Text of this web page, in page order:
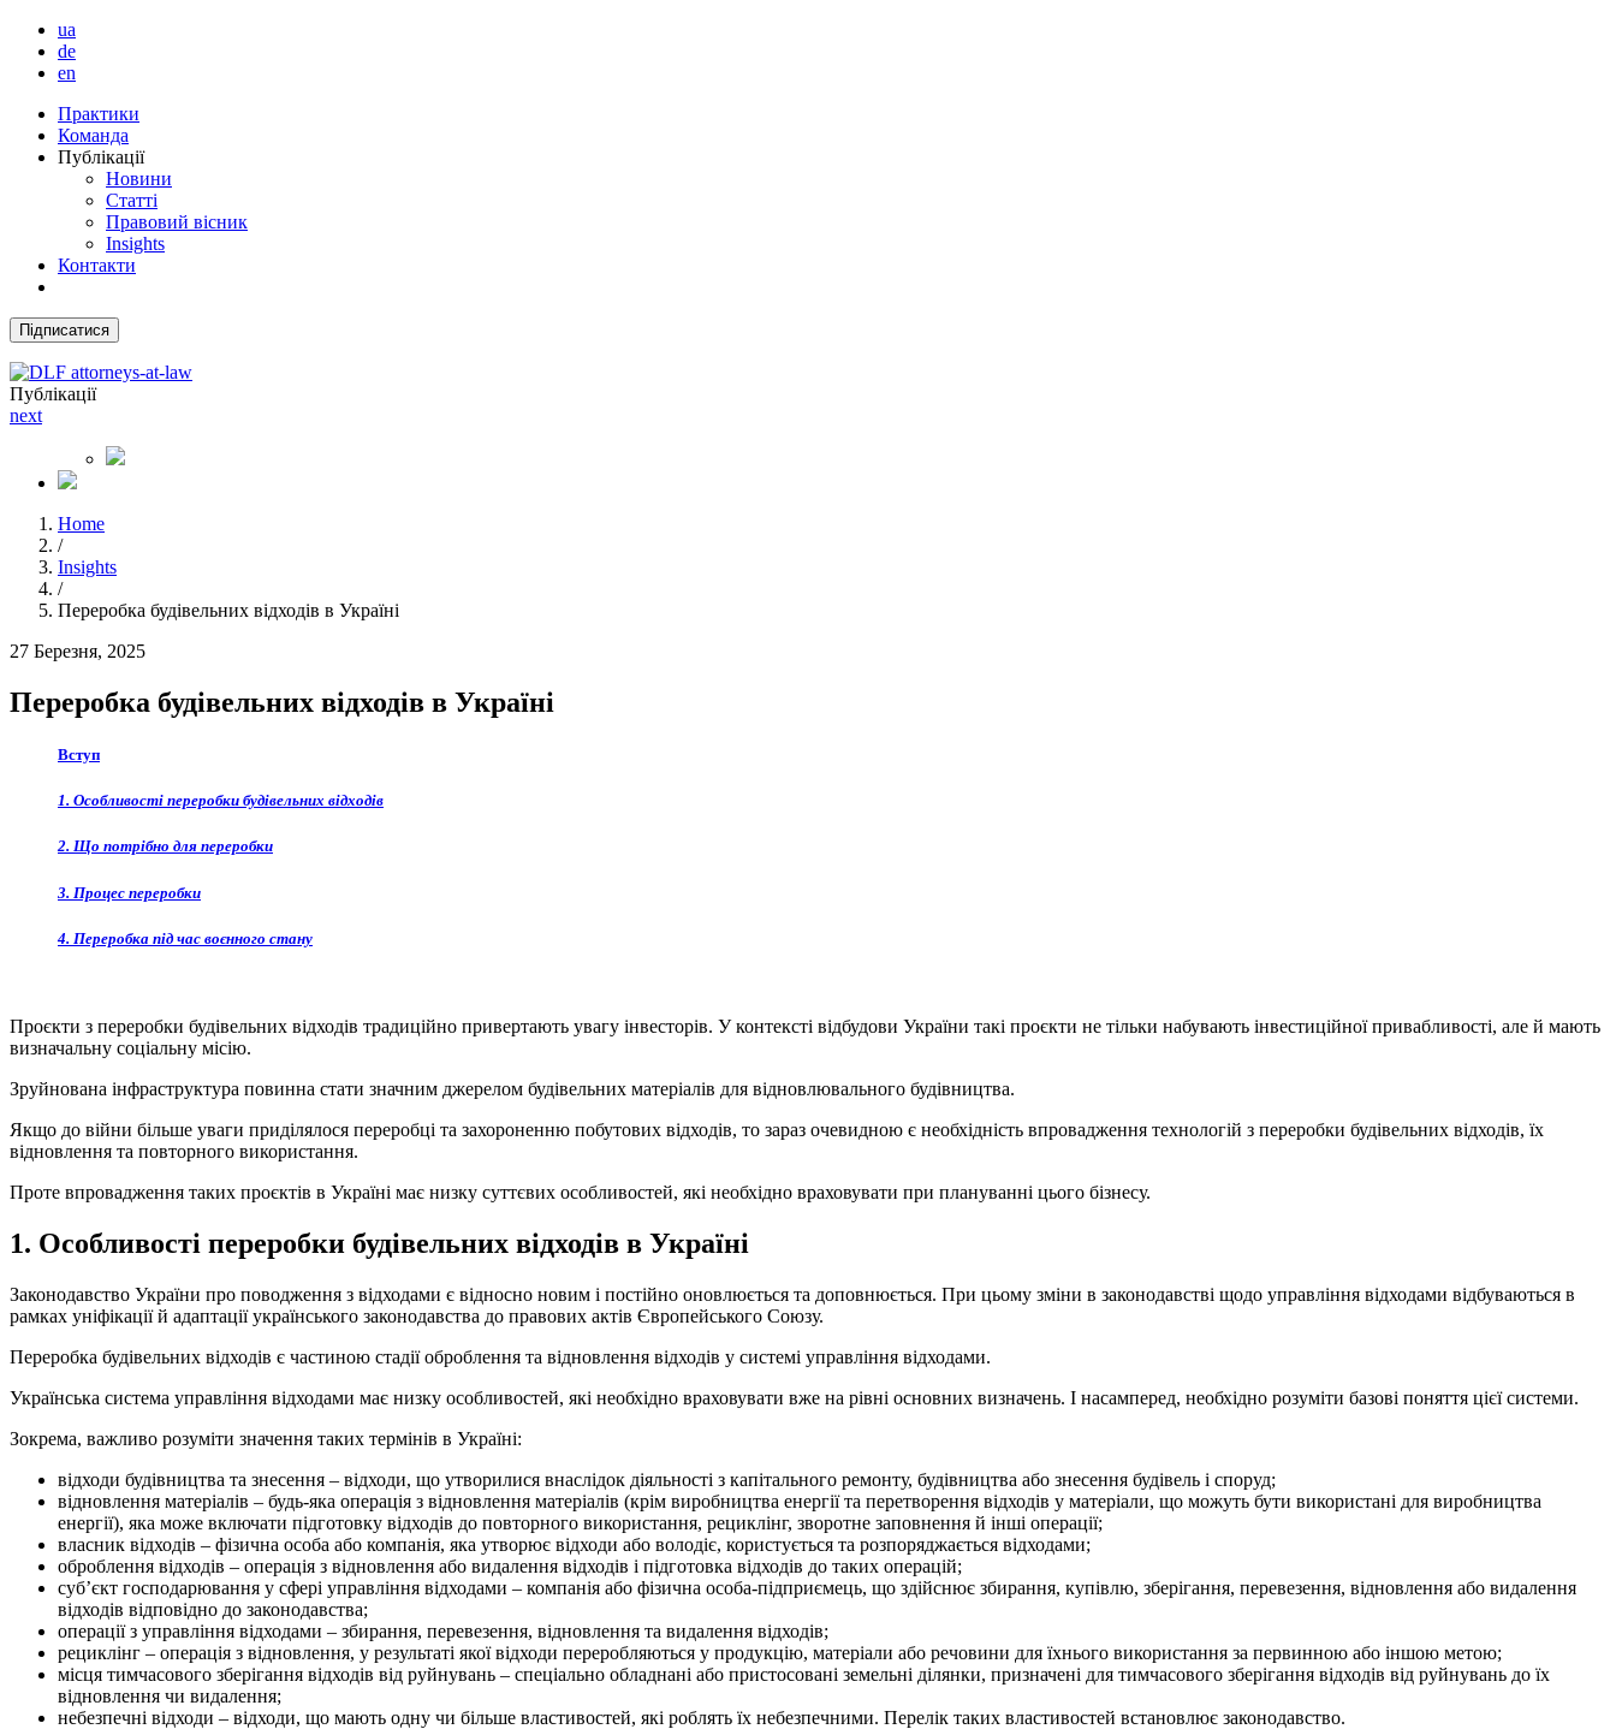
ua
de
en
Практики
Команда
Публікації
Новини
Статті
Правовий вісник
Insights
Контакти
Підписатися
Публікації
next
Home
/
Insights
/
Переробка будівельних відходів в Україні
27 Березня, 2025
Переробка будівельних відходів в Україні
Вступ
1. Особливості переробки будівельних відходів
2. Що потрібно для переробки
3. Процес переробки
4. Переробка під час воєнного стану
Проєкти з переробки будівельних відходів традиційно привертають увагу інвесторів. У контексті відбудови України такі проєкти не тільки набувають інвестиційної привабливості, але й мають
визначальну соціальну місію.
Зруйнована інфраструктура повинна стати значним джерелом будівельних матеріалів для відновлювального будівництва.
Якщо до війни більше уваги приділялося переробці та захороненню побутових відходів, то зараз очевидною є необхідність впровадження технологій з переробки будівельних відходів, їх
відновлення та повторного використання.
Проте впровадження таких проєктів в Україні має низку суттєвих особливостей, які необхідно враховувати при плануванні цього бізнесу.
1. Особливості переробки будівельних відходів в Україні
Законодавство України про поводження з відходами є відносно новим і постійно оновлюється та доповнюється. При цьому зміни в законодавстві щодо управління відходами відбуваються в
рамках уніфікації й адаптації українського законодавства до правових актів Європейського Союзу.
Переробка будівельних відходів є частиною стадії оброблення та відновлення відходів у системі управління відходами.
Українська система управління відходами має низку особливостей, які необхідно враховувати вже на рівні основних визначень. І насамперед, необхідно розуміти базові поняття цієї системи.
Зокрема, важливо розуміти значення таких термінів в Україні:
відходи будівництва та знесення – відходи, що утворилися внаслідок діяльності з капітального ремонту, будівництва або знесення будівель і споруд;
відновлення матеріалів – будь-яка операція з відновлення матеріалів (крім виробництва енергії та перетворення відходів у матеріали, що можуть бути використані для виробництва
енергії), яка може включати підготовку відходів до повторного використання, рециклінг, зворотне заповнення й інші операції;
власник відходів – фізична особа або компанія, яка утворює відходи або володіє, користується та розпоряджається відходами;
оброблення відходів – операція з відновлення або видалення відходів і підготовка відходів до таких операцій;
суб’єкт господарювання у сфері управління відходами – компанія або фізична особа-підприємець, що здійснює збирання, купівлю, зберігання, перевезення, відновлення або видалення
відходів відповідно до законодавства;
операції з управління відходами – збирання, перевезення, відновлення та видалення відходів;
рециклінг – операція з відновлення, у результаті якої відходи переробляються у продукцію, матеріали або речовини для їхнього використання за первинною або іншою метою;
місця тимчасового зберігання відходів від руйнувань – спеціально обладнані або пристосовані земельні ділянки, призначені для тимчасового зберігання відходів від руйнувань до їх
відновлення чи видалення;
небезпечні відходи – відходи, що мають одну чи більше властивостей, які роблять їх небезпечними. Перелік таких властивостей встановлює законодавство.